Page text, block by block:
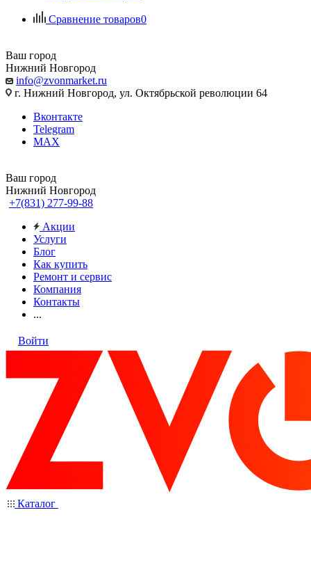
Сравнение товаров0
Ваш город
Нижний Новгород
info@zvonmarket.ru
г. Нижний Новгород, ул. Октябрьской революции 64
Вконтакте
Telegram
MAX
Ваш город
Нижний Новгород
+7(831) 277-99-88
Акции
Услуги
Блог
Как купить
Ремонт и сервис
Компания
Контакты
...
Войти
Каталог